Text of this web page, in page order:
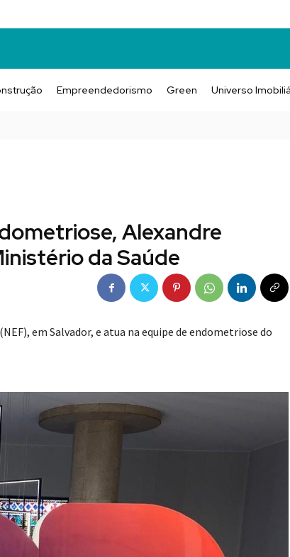
Empreendedorismo Green Universo
Alexandre
da Saúde
em Salvador, e atua na equipe de endometriose do